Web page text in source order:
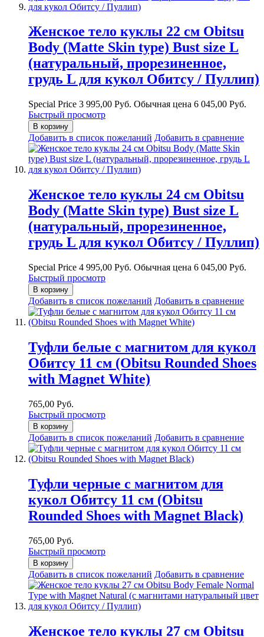
Женское тело куклы 22 см Obitsu
Body (Matte Skin type) Bust size L
(натуральный, прорезиненное,
грудь L для кукол Обитсу / Пуллип)
Special Price 3 995,00 Руб. Обычная цена 6 045,00 Руб.
Быстрый просмотр
В корзину
Добавить в список пожеланий Добавить в сравнение
Женское тело куклы 24 см Obitsu
Body (Matte Skin type) Bust size L
(натуральный, прорезиненное,
грудь L для кукол Обитсу / Пуллип)
Special Price 4 995,00 Руб. Обычная цена 6 045,00 Руб.
Быстрый просмотр
В корзину
Добавить в список пожеланий Добавить в сравнение
Туфли белые с магнитом для кукол
Обитсу 11 см (Obitsu Rounded Shoes
with Magnet White)
765,00 Руб.
Быстрый просмотр
В корзину
Добавить в список пожеланий Добавить в сравнение
Туфли черные с магнитом для
кукол Обитсу 11 см (Obitsu
Rounded Shoes with Magnet Black)
765,00 Руб.
Быстрый просмотр
В корзину
Добавить в список пожеланий Добавить в сравнение
Женское тело куклы 27 см Obitsu